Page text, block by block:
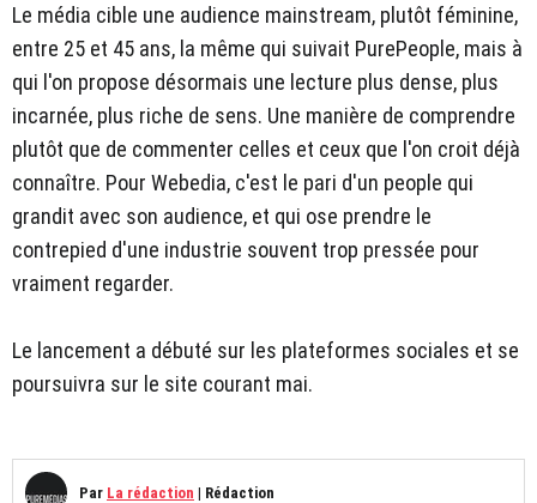
Le média cible une audience mainstream, plutôt féminine,
entre 25 et 45 ans, la même qui suivait PurePeople, mais à
qui l'on propose désormais une lecture plus dense, plus
incarnée, plus riche de sens. Une manière de comprendre
plutôt que de commenter celles et ceux que l'on croit déjà
connaître. Pour Webedia, c'est le pari d'un people qui
grandit avec son audience, et qui ose prendre le
contrepied d'une industrie souvent trop pressée pour
vraiment regarder.
Le lancement a débuté sur les plateformes sociales et se
poursuivra sur le site courant mai.
Par La rédaction | Rédaction